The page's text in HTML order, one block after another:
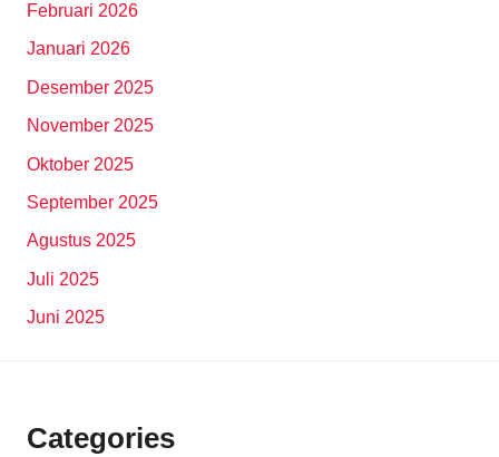
Februari 2026
Januari 2026
Desember 2025
November 2025
Oktober 2025
September 2025
Agustus 2025
Juli 2025
Juni 2025
Categories